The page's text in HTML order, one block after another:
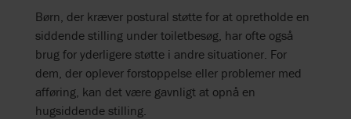
Børn, der kræver postural støtte for at opretholde en
siddende stilling under toiletbesøg, har ofte også
brug for yderligere støtte i andre situationer. For
dem, der oplever forstoppelse eller problemer med
afføring, kan det være gavnligt at opnå en
hugsiddende stilling.